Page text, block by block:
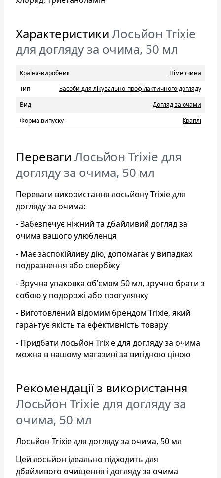
Характеристики Лосьйон Trixie
для догляду за очима, 50 мл
Країна-виробник
Нiмеччина
Тип
Засоби для лікувально-профілактичного догляду
Вид
Догляд за очами
Форма випуску
Краплі
Переваги Лосьйон Trixie для
догляду за очима, 50 мл
Переваги використання лосьйону Trixie для
догляду за очима:
- Забезпечує ніжний та дбайливий догляд за
очима вашого улюбленця
- Має заспокійливу дію, допомагає у випадках
подразнення або свербіжу
- Зручна упаковка об'ємом 50 мл, зручно брати з
собою у подорожі або прогулянку
- Виготовлений відомим брендом Trixie, який
гарантує якість та ефективність товару
- Придбати лосьйон Trixie для догляду за очима
можна в нашому магазині за вигідною ціною
Рекомендації з використання
Лосьйон Trixie для догляду за
очима, 50 мл
Лосьйон Trixie для догляду за очима, 50 мл
Цей лосьйон ідеально підходить для
дбайливого очищення і догляду за очима